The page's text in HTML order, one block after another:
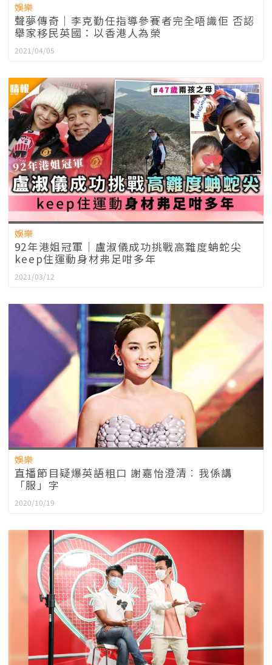
娛樂
聲夢傳奇│李克勤任指導參賽者完全唔識佢 否認
舉家移民英國：以香港人為榮
2021/04/05
娛樂
92年港姐冠軍│盧淑儀成功挑戰高難度蚺蛇尖
keep住運動身材弗足咁多年
2021/03/12
娛樂
直播節目疑爆英語粗口 謝嘉怡澄清︰我係講
「服」字
2020/10/19